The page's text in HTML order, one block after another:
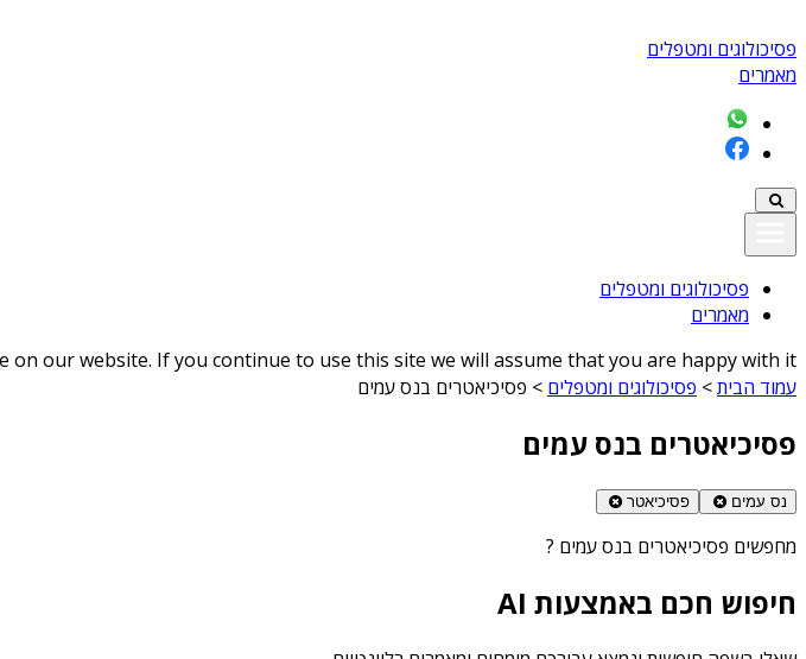
פסיכולוגים ומטפלים
מאמרים
פסיכולוגים ומטפלים
מאמרים
on our website. If you continue to use this site we will assume that you are happy with it
עמוד הבית> פסיכולוגים ומטפלים > פסיכיאטרים בנס עמים
פסיכיאטרים בנס עמים
נס עמים פסיכיאטר
מחפשים פסיכיאטרים בנס עמים ?
חיפוש חכם באמצעות AI